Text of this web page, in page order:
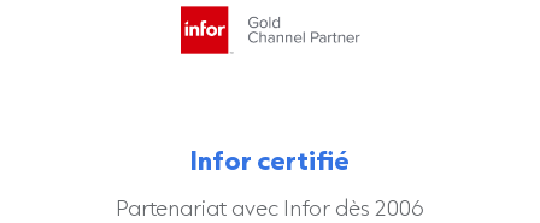
Infor certifié
Partenariat avec Infor dès 2006